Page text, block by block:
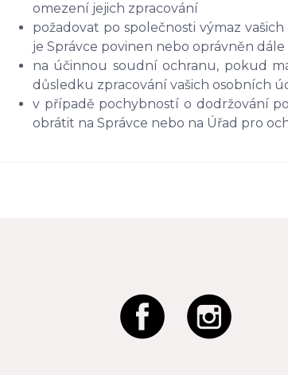
omezení jejich zpracování
požadovat po společnosti výmaz
je Správce povinen nebo oprávněn
na účinnou soudní ochranu, pokud
důsledku zpracování vašich osobních
v případě pochybností o dodržování
obrátit na Správce nebo na Úřad pro